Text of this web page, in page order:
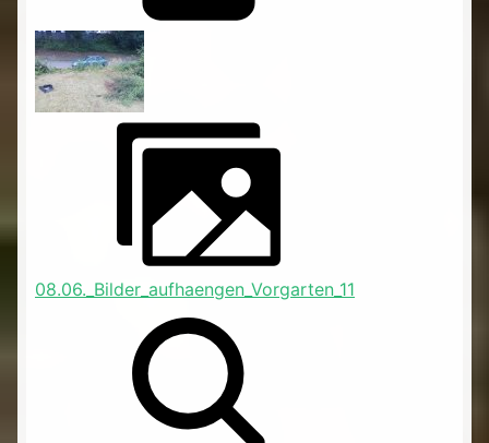
08.06._Bilder_aufhaengen_Vorgarten_11